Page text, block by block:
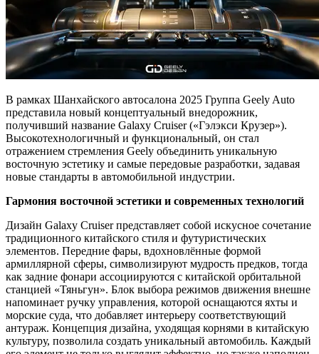
В рамках Шанхайского автосалона 2025 Группа Geely Auto
представила новый концептуальный внедорожник,
получивший название Galaxy Cruiser («Гэлэкси Крузер»).
Высокотехнологичный и функциональный, он стал
отражением стремления Geely объединить уникальную
восточную эстетику и самые передовые разработки, задавая
новые стандарты в автомобильной индустрии.
Гармония восточной эстетики и современных технологий
Дизайн Galaxy Cruiser представляет собой искусное сочетание
традиционного китайского стиля и футуристических
элементов. Передние фары, вдохновлённые формой
армиллярной сферы, символизируют мудрость предков, тогда
как задние фонари ассоциируются с китайской орбитальной
станцией «Тяньгун». Блок выбора режимов движения внешне
напоминает ручку управления, которой оснащаются яхты и
морские суда, что добавляет интерьеру соответствующий
антураж. Концепция дизайна, уходящая корнями в китайскую
культуру, позволила создать уникальный автомобиль. Каждый